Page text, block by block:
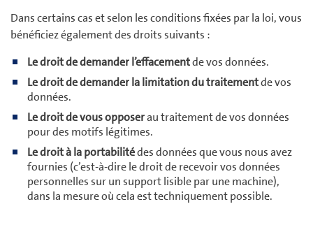
Dans certains cas et selon les conditions fixées par la loi, vous
bénéficiez également des droits suivants :
Le droit de demander l’effacementde vos données.
Le droit de demander la limitation du traitementde vos
données.
Le droit de vous opposerau traitement de vos données
pour des motifs légitimes.
Le droit à la portabilitédes données que vous nous avez
fournies (c’est-à-dire le droit de recevoir vos données
personnelles sur un support lisible par une machine),
dans la mesure où cela est techniquement possible.